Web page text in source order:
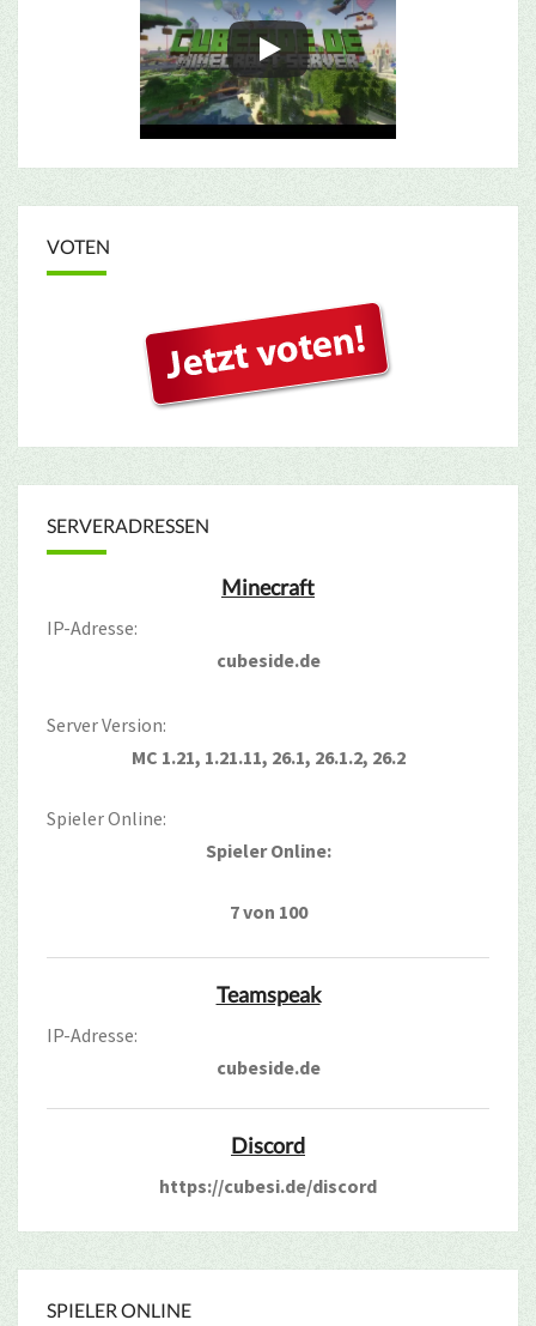
VOTEN
SERVERADRESSEN
Minecraft
IP-Adresse:
cubeside.de
Server Version:
MC 1.21, 1.21.11, 26.1, 26.1.2, 26.2
Spieler Online:
Spieler Online:
7 von 100
Teamspeak
IP-Adresse:
cubeside.de
Discord
https://cubesi.de/discord
SPIELER ONLINE